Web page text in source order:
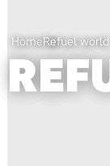
HomeRefuel world